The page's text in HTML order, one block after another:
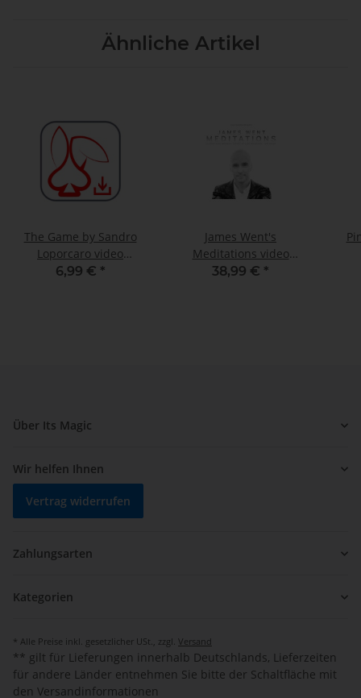
Ähnliche Artikel
The Game by Sandro
Loporcaro video
DOWNLOAD
6,99 € *
James Went's
Meditations video
DOWNLOAD
38,99 € *
Über Its Magic
Wir helfen Ihnen
Vertrag widerrufen
Zahlungsarten
Kategorien
* Alle Preise inkl. gesetzlicher USt., zzgl. Versand
** gilt für Lieferungen innerhalb Deutschlands, Lieferzeiten
für andere Länder entnehmen Sie bitte der Schaltfläche mit
den Versandinformationen